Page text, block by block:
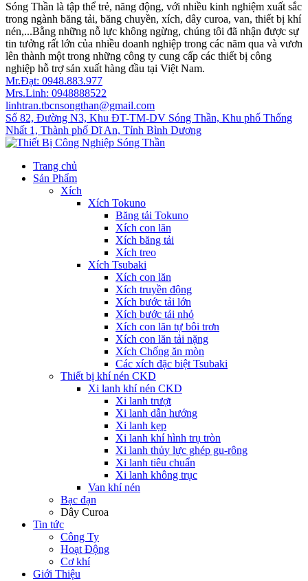
Sóng Thần là tập thể trẻ, năng động, với nhiều kinh nghiệm xuất sắc
trong ngành băng tải, băng chuyền, xích, dây curoa, van, thiết bị khí
nén,...Bằng những nỗ lực không ngừng, chúng tôi đã nhận được sự
tin tưởng rất lớn của nhiều doanh nghiệp trong các năm qua và vươn
lên thành một trong những công ty cung cấp các thiết bị công
nghiệp hỗ trợ sản xuất hàng đầu tại Việt Nam.
Mr.Đạt: 0948.883.977
Mrs.Linh: 0948888522
linhtran.tbcnsongthan@gmail.com
Số 82, Đường N3, Khu ĐT-TM-DV Sóng Thần, Khu phố Thống
Nhất 1, Thành phố Dĩ An, Tỉnh Bình Dương
Trang chủ
Sản Phẩm
Xích
Xích Tokuno
Băng tải Tokuno
Xích con lăn
Xích băng tải
Xích treo
Xích Tsubaki
Xích con lăn
Xích truyền động
Xích bước tải lớn
Xích bước tải nhỏ
Xích con lăn tự bôi trơn
Xích con lăn tải nặng
Xích Chống ăn mòn
Các xích đặc biệt Tsubaki
Thiết bị khí nén CKD
Xi lanh khí nén CKD
Xi lanh trượt
Xi lanh dẫn hướng
Xi lanh kẹp
Xi lanh khí hình trụ tròn
Xi lanh thủy lực ghép gu-rông
Xi lanh tiêu chuẩn
Xi lanh không trục
Van khí nén
Bạc đạn
Dây Curoa
Tin tức
Công Ty
Hoạt Động
Cơ khí
Giới Thiệu